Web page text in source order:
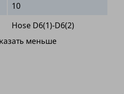
10
Hose D6(1)-D6(2)
меньше